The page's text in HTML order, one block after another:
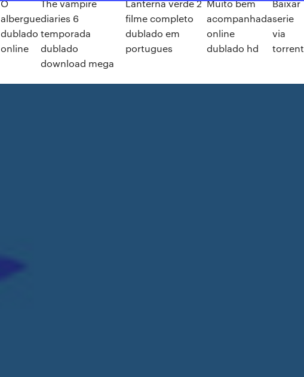
O
albergue
dublado
online
The vampire
diaries 6
temporada
dublado
download mega
Lanterna verde 2
filme completo
dublado em
portugues
Muito bem
acompanhada
online
dublado hd
Baixar
serie
via
torrent